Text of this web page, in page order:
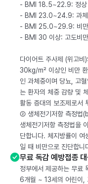
- BMI 18.5~22.9: 정상
- BMI 23.0~24.9: 과
- BMI 25.0~29.9: 비만
- BMI 30 이상: 고도비만
다이어트 주사제 (위고
30kg/m² 이상인 비만
인 과체중이며 당뇨, 고
는 환자의 체중 감량 및
활동 증대의 보조제로서
② 생체전기저항 측정
생체전기저항 측정법을
단합니다. 체지방률이
일 때 비만으로 진단합니
무료 독감 예방접종
정부에서 제공하는 무료
6개월 ~ 13세의 어린이,